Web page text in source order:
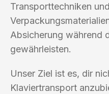
Transporttechniken
Absicherung während
gewährleisten.
Unser Ziel ist es, dir
Klaviertransport